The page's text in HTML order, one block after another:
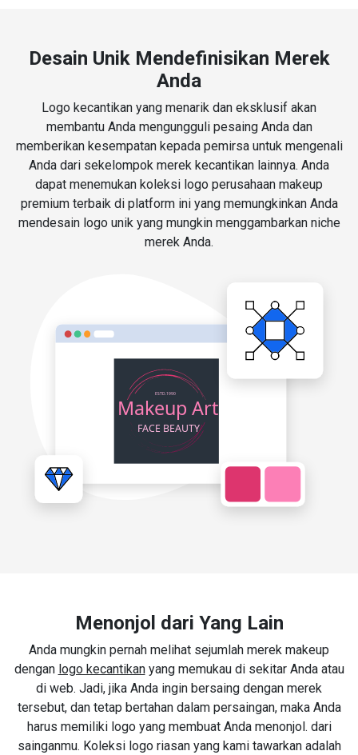
Desain Unik Mendefinisikan Merek
Anda
Logo kecantikan yang menarik dan eksklusif akan
membantu Anda mengungguli pesaing Anda dan
memberikan kesempatan kepada pemirsa untuk mengenali
Anda dari sekelompok merek kecantikan lainnya. Anda
dapat menemukan koleksi logo perusahaan makeup
premium terbaik di platform ini yang memungkinkan Anda
mendesain logo unik yang mungkin menggambarkan niche
merek Anda.
Menonjol dari Yang Lain
Anda mungkin pernah melihat sejumlah merek makeup
dengan logo kecantikanyang memukau di sekitar Anda atau
di web. Jadi, jika Anda ingin bersaing dengan merek
tersebut, dan tetap bertahan dalam persaingan, maka Anda
harus memiliki logo yang membuat Anda menonjol. dari
sainganmu. Koleksi logo riasan yang kami tawarkan adalah